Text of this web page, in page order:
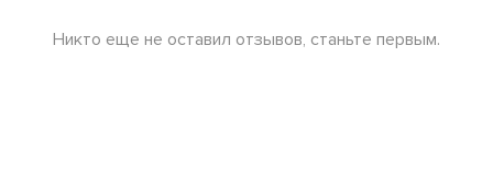
Никто еще не оставил отзывов, станьте первым.